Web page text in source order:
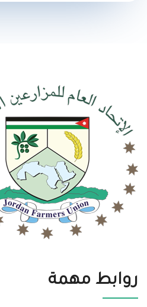
روابط مهمة